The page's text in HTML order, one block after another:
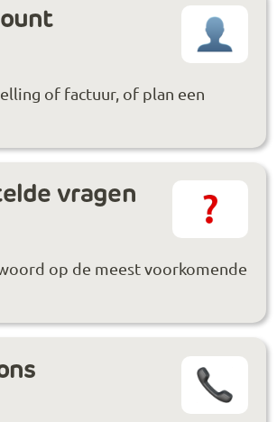
of factuur, of plan een
vragen
op de meest voorkomende